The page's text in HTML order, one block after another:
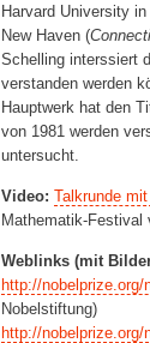
Harvard University
New Haven (
Schelling interssiert
verstanden werden
Hauptwerk hat den
von 1981 werden
untersucht.
Video: Talkrunde
Mathematik-Festival
Weblinks (mit
http://nobelprize.org/
Nobelstiftung)
http://nobelprize.org/